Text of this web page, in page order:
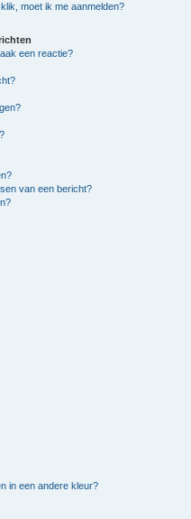
moet ik me aanmelden?
een reactie?
van een bericht?
in een andere kleur?